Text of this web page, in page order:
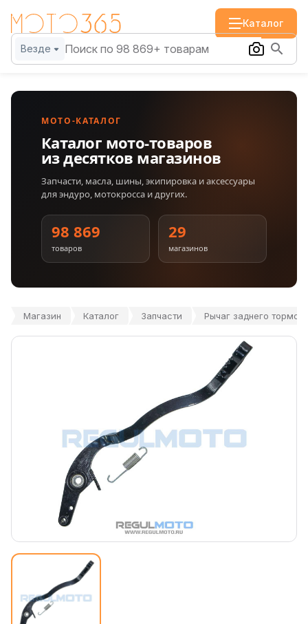
Каталог
Везде
МОТО-КАТАЛОГ
Каталог мото-товаров
из десятков магазинов
Запчасти, масла, шины, экипировка и аксессуары
для эндуро, мотокросса и других.
98 869
товаров
29
магазинов
Магазин Каталог Запчасти Рычаг заднего